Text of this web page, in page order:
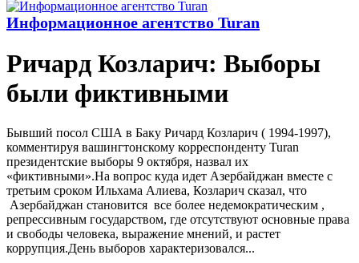
Информационное агентство Turan
Ричард Козларич: Выборы
были фиктивными
Бывший посол США в Баку Ричард Козларич ( 1994-1997),
комментируя вашингтонскому корреспонденту Turan
президентские выборы 9 октября, назвал их
«фиктивными».На вопрос куда идет Азербайджан вместе с
третьим сроком Ильхама Алиева, Козларич сказал, что
Азербайджан становится все более недемократическим ,
репрессивным государством, где отсутствуют основные права
и свободы человека, выражение мнений, и растет
коррупция.День выборов характеризовался...